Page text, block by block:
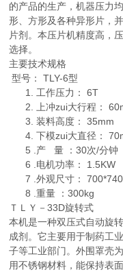
的产品的生产，机器压力
形、方形及各种异形片，
片剂。本压片机精度高，
选择。
主要技术规格
型号： TLY-6型
1. 工作压力： 6T
2. 上冲zui大行程：
3. 装料高度： 35mm
4. 下模zui大直径：
5 .产 量 ：30次/分钟
6 .电机功率： 1.5KW
7 .外观尺寸：
8 .重量 ：300kg
ＴＬＹ－33D旋转式
本机是一种双压式自动旋
成剂。它主要用于制药工
子等工业部门。外围罩壳
用不锈钢材料，能保持表